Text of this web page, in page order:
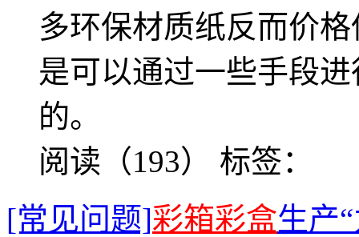
多环保材质纸反而价
是可以通过一些手段
的。
阅读（193） 标签：
[常见问题]彩箱彩盒生产